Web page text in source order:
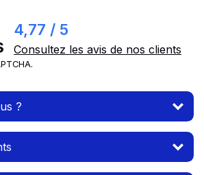
4,77 / 5
Consultez les avis de nos clients
?